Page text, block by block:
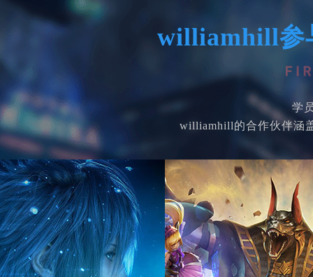
williamhill参
学
williamhill的合作伙伴涵